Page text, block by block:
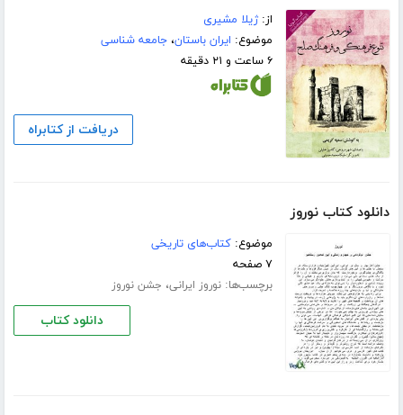
از:ژیلا مشیری
موضوع: ایران باستان،جامعه شناسی
۶ ساعت و ۲۱ دقیقه
دریافت از کتابراه
دانلود کتاب نوروز
موضوع:کتاب‌های تاریخی
۷ صفحه
برچسب‌ها:نوروز ایرانی، جشن نوروز
دانلود کتاب